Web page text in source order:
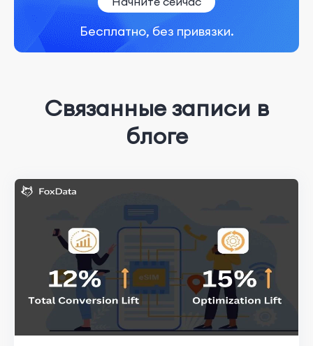
Бесплатно, без привязки.
Связанные записи в
блоге